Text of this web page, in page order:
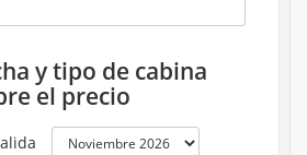
y tipo de cabina
el precio